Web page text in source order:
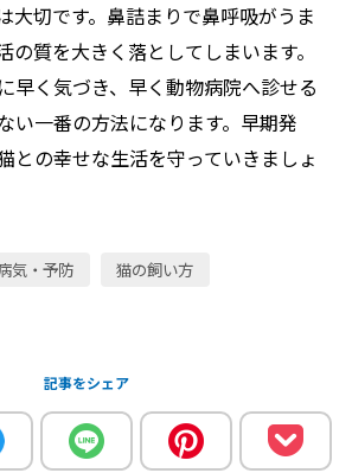
大切です。鼻詰まりで鼻呼吸がうま
の質を大きく落としてしまいます。
早く気づき、早く動物病院へ診せる
い一番の方法になります。早期発
との幸せな生活を守っていきましょ
気・予防
猫の飼い方
記事をシェア